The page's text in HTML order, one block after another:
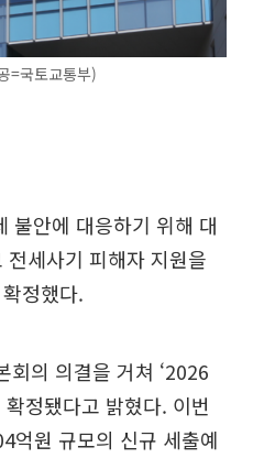
=국토교통부)
불안에 대응하기 위해 대
세사기 피해자 지원을
정했다.
회의 의결을 거쳐 ‘2026
정됐다고 밝혔다. 이번
억원 규모의 신규 세출예